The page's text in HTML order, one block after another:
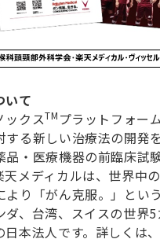
いて
ックスTM プラットフォー
る新しい治療法の開
品・医療機器の前臨床
メディカルは、世界
り「がん克服。」と
、台湾、スイスの世界
本法人です。詳しくは、